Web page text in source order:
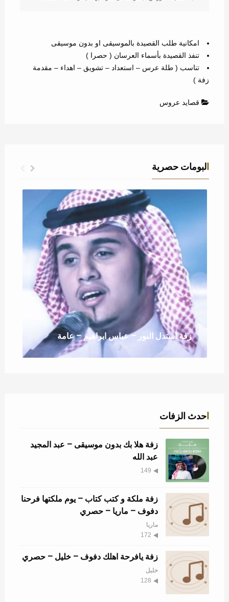
امكانية طلب القصيدة بالموسيقى او بدون موسيقى
تنفذ القصيدة بأسماء العرسان ( حصرا )
تناسب ( طلة عرس – استعداد – تشويق – اهداء – مقدمة
زفة )
قصايد عروس
البومات حصرية
زفة استدل النور – عباس ابراهيم – عامة
احدث الزفات
زفة هلا بك بدون موسيقى – عبد المجيد
عبد الله
149
زفة ملكة و كتب كتاب – يوم ملكتها فرحنا
دفوف – ماريا – حصري
ماريا
172
زفة يافرحة اهلك دفوف – خليل – حصري
خليل
128